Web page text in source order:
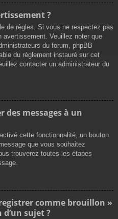
?
de règles. Si vous ne respectez pas
Veuillez noter que
du forum, phpBB
du règlement instauré sur cet
contacter un administrateur du
des messages à un
cette fonctionnalité, un bouton
que vous souhaitez
trouverez toutes les étapes
comme brouillon »
sujet ?